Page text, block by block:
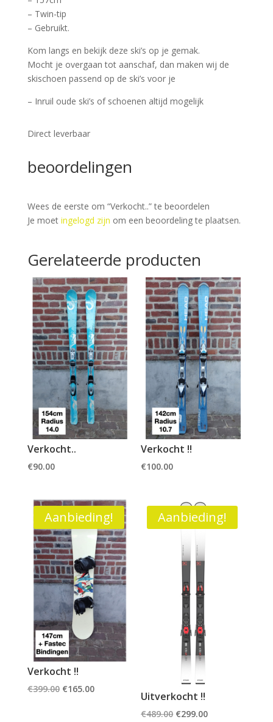
– Twin-tip
– Gebruikt.
Kom langs en bekijk deze ski’s op je gemak.
Mocht je overgaan tot aanschaf, dan maken wij de
skischoen passend op de ski’s voor je
– Inruil oude ski’s of schoenen altijd mogelijk
Direct leverbaar
beoordelingen
Wees de eerste om “Verkocht..” te beoordelen
Je moet ingelogd zijn om een beoordeling te plaatsen.
Gerelateerde producten
Verkocht..
€90.00
Verkocht !!
€100.00
Aanbieding!
Verkocht !!
€399.00 Oorspronkelijke
€165.00Huidige
Aanbieding!
Uitverkocht !!
€489.00 Oorspronkelijke
€299.00Huidige